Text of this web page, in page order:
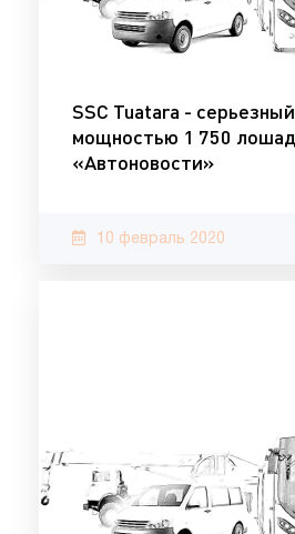
SSC Tuatara -
мощностью 1 750
«Автоновости»
10 февраль 2020